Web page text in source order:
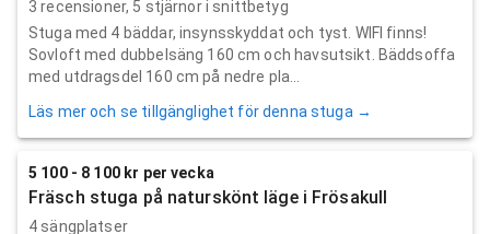
3 recensioner, 5 stjärnor i snittbetyg
Stuga med 4 bäddar, insynsskyddat och tyst. WIFI finns!
Sovloft med dubbelsäng 160 cm och havsutsikt. Bäddsoffa
med utdragsdel 160 cm på nedre pla...
Läs mer och se tillgänglighet för denna stuga →
5 100 - 8 100 kr per vecka
Fräsch stuga på naturskönt läge i Frösakull
4 sängplatser